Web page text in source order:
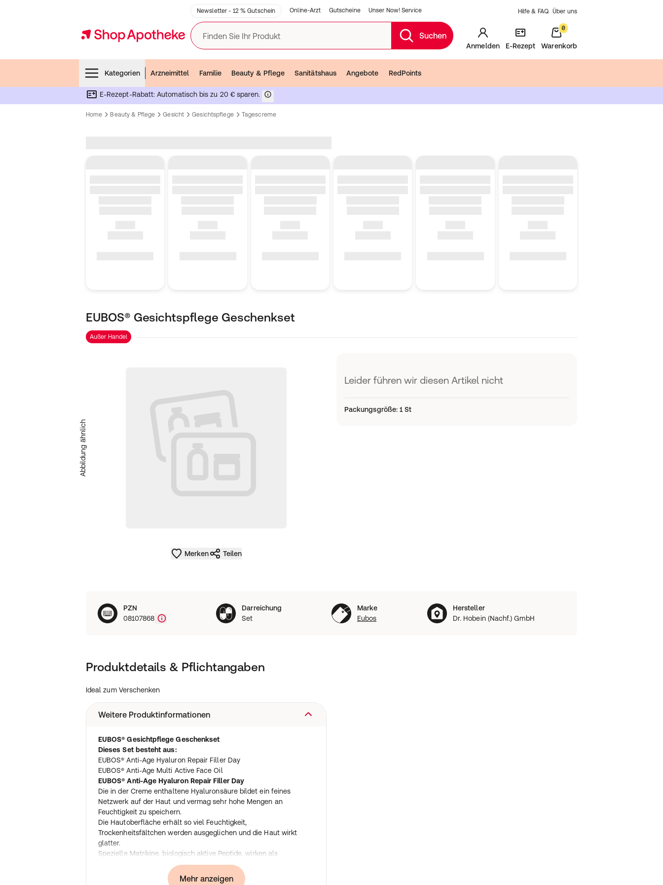
Newsletter - 12 % Gutschein Online-Arzt Gutscheine Unser Now! Service Hilfe & FAQ Über uns
Finden Sie Ihr Produkt Suchen
Anmelden E-Rezept
0
Warenkorb
Kategorien
Arzneimittel Familie Beauty & Pflege Sanitätshaus Angebote RedPoints
E-Rezept-Rabatt: Automatisch bis zu 20 € sparen.
Home Beauty & Pflege Gesicht Gesichtspflege Tagescreme
EUBOS® Gesichtspflege Geschenkset
Außer Handel
Abbildung ähnlich
Merken Teilen
Leider führen wir diesen Artikel nicht
Packungsgröße:1 St
PZN
08107868
Darreichung
Set
Marke
Eubos
Hersteller
Dr. Hobein (Nachf.) GmbH
Produktdetails & Pflichtangaben
Ideal zum Verschenken
Weitere Produktinformationen
EUBOS® Gesichtpflege Geschenkset
Dieses Set besteht aus:
EUBOS® Anti-Age Hyaluron Repair Filler Day
EUBOS® Anti-Age Multi Active Face Oil
EUBOS® Anti-Age Hyaluron Repair Filler Day
Die in der Creme enthaltene Hyaluronsäure bildet ein feines
Netzwerk auf der Haut und vermag sehr hohe Mengen an
Feuchtigkeit zu speichern.
Die Hautoberfläche erhält so viel Feuchtigkeit,
Trockenheitsfältchen werden ausgeglichen und die Haut wirkt
glatter.
Spezielle Matrikine, biologisch aktive Peptide, wirken als
Botenstoffe und aktivieren die hauteigenen Reparaturprozesse.
Sie aktivieren tiefenwirksam die Neusynthese der extrazellulären
Mehr anzeigen